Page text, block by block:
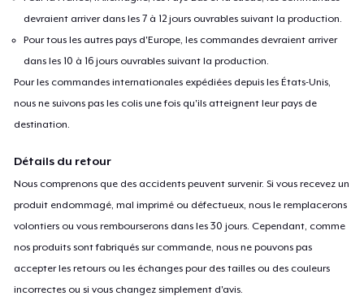
devraient arriver dans les 7 à 12 jours ouvrables suivant la production.
Pour tous les autres pays d'Europe, les commandes devraient arriver
dans les 10 à 16 jours ouvrables suivant la production.
Pour les commandes internationales expédiées depuis les États-Unis,
nous ne suivons pas les colis une fois qu'ils atteignent leur pays de
destination.
Détails du retour
Nous comprenons que des accidents peuvent survenir. Si vous recevez un
produit endommagé, mal imprimé ou défectueux, nous le remplacerons
volontiers ou vous rembourserons dans les 30 jours. Cependant, comme
nos produits sont fabriqués sur commande, nous ne pouvons pas
accepter les retours ou les échanges pour des tailles ou des couleurs
incorrectes ou si vous changez simplement d'avis.